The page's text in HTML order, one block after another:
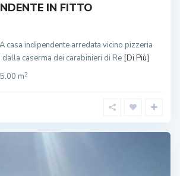
IN FITTO
casa indipendente arredata vicino pizzeria
caserma dei carabinieri di Re [Di Più]
m2